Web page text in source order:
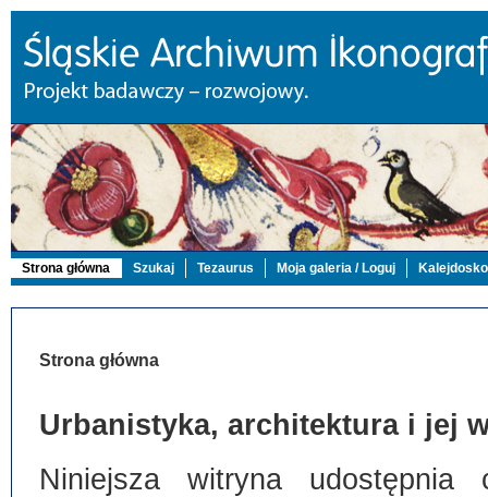
Strona główna Szukaj Tezaurus Moja galeria / Loguj
Strona główna
Urbanistyka, architektura i jej
Niniejsza witryna